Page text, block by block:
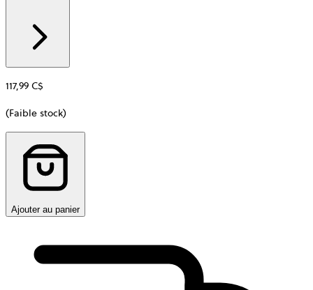
117,99 C$
(Faible stock)
Ajouter au panier